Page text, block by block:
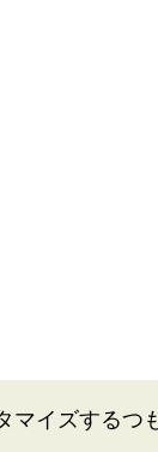
イズするつ